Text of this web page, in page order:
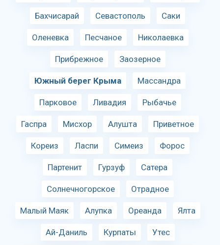
Бахчисарай Севастополь Саки
Оленевка Песчаное Николаевка
Прибрежное Заозерное
Южный берег Крыма Массандра
Парковое Ливадия Рыбачье
Гаспра Мисхор Алушта Приветное
Кореиз Ласпи Симеиз Форос
Партенит Гурзуф Сатера
Солнечногорское Отрадное
Малый Маяк Алупка Ореанда Ялта
Ай-Даниль Курпаты Утес